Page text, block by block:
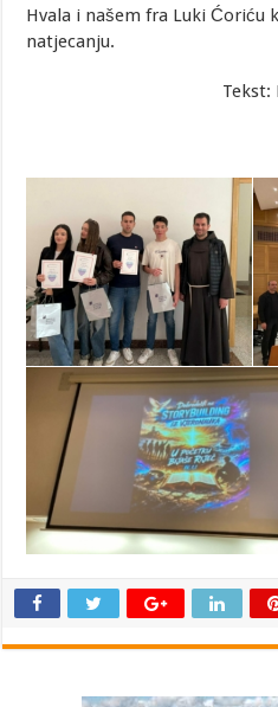
Hvala i našem fra Luki Ćoriću
natjecanju.
Tekst: